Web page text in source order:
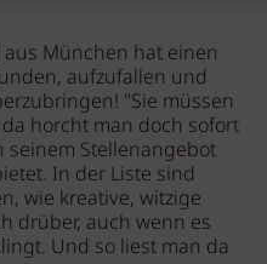
aus München hat einen
aufzufallen und
"Sie müssen
horcht man doch sofort
seinem Stellenangebot
In der Liste sind
wie kreative, witzige
drüber, auch wenn es
Und so liest man da